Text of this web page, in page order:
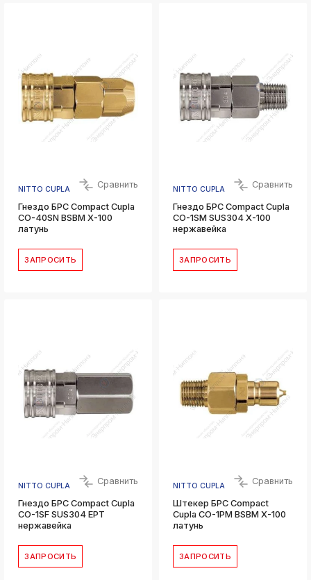
NITTO CUPLA Сравнить
Гнездо БРС Compact Cupla
CO-40SN BSBM X-100
латунь
ЗАПРОСИТЬ
NITTO CUPLA Сравнить
Гнездо БРС Compact Cupla
CO-1SM SUS304 X-100
нержавейка
ЗАПРОСИТЬ
NITTO CUPLA Сравнить
Гнездо БРС Compact Cupla
CO-1SF SUS304 EPT
нержавейка
ЗАПРОСИТЬ
NITTO CUPLA Сравнить
Штекер БРС Compact
Cupla CO-1PM BSBM X-100
латунь
ЗАПРОСИТЬ